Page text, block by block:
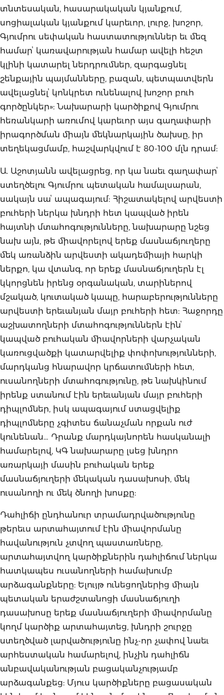
տնտեսական, հասարակական կյանքում,
սոցիալական կյանքում կարեւոր, լուրջ, խոշոր,
Գյումրու սեփական հաստատություններ եւ մեզ
համարՙ կառավարության համար ավելի հեշտ
կլինի կատարել ներդրումներ, զարգացնել
շենքային պայմանները, բազան, պետպատվերն
ավելացնելՙ կոնկրետ ունենալով խոշոր բուհ
գործընկեր»: Նախարարի կարծիքով Գյումրու
հեռանկարի առումով կարեւոր այս գաղափարի
իրագործման միայն մեկնարկային ծախսը, իր
տեղեկացմամբ, հաշվարկվում է 80-100 մլն դրամ:
Ա. Աշոտյանն ավելացրեց, որ կա նաեւ գաղափարՙ
ստեղծելու Գյումրու պետական համալսարան,
սակայն սաՙ ապագայում: Հիշատակելով արվեստի
բուհերի ներկա խնդրի հետ կապված իրեն
հայտնի մտահոգությունները, նախարարը նշեց
նախ այն, թե միավորելով երեք մասնաճյուղերը
մեկ առանձին արվեստի ակադեմիայի հարկի
ներքո, կա վտանգ, որ երեք մասնաճյուղերն էլ
կկորցնեն իրենց օրգանական, տարիներով
մշակած, կուտակած կապը, հարաբերությունները
արվեստի երեւանյան մայր բուհերի հետ: Հաջորդը
աշխատողների մտահոգություններն էինՙ
կապված բուհական միավորների վարչական
կառուցվածքի կատարվելիք փոփոխությունների,
մարդկանց հնարավոր կրճատումների հետ,
ուսանողների մտահոգությունը, թե նախկինում
իրենք ստանում էին երեւանյան մայր բուհերի
դիպլոմներ, իսկ ապագայում ստացվելիք
դիպլոմները չգիտես ճանաչման որքան ուժ
կունենան… Դրանք մարդկայնորեն հասկանալի
համարելով, ԿԳ նախարարը լսեց խնդրո
առարկայի մասին բուհական երեք
մասնաճյուղերի մեկական դասախոսի, մեկ
ուսանողի ու մեկ ծնողի խոսքը:
Դահլիճի ընդհանուր տրամադրվածությունը
թերեւս արտահայտում էին միավորմանը
հավանություն չտվող պաստառները,
արտահայտվող կարծիքներին դահլիճում ներկա
հատկապես ուսանողների համախումբ
արձագանքները: Ելույթ ունեցողներից միայն
պետական երաժշտանոցի մասնաճյուղի
դասախոսը երեք մասնաճյուղերի միավորմանը
կողմ կարծիք արտահայտեց, խնդրի շուրջը
ստեղծված լարվածությունը ինչ-որ չափով նաեւ
արհեստական համարելով, ինչին դահլիճն
անբավականության բացականչությամբ
արձագանքեց: Մյուս կարծիքները բացասական